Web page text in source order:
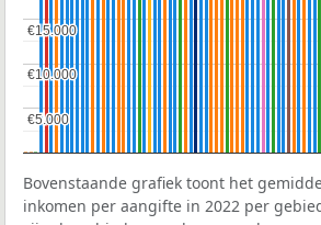
€5.000
€5.000
€10.000
€10.000
€15.000
€15.000
Bovenstaande grafiek toont het
inkomen per aangifte in 2022 per